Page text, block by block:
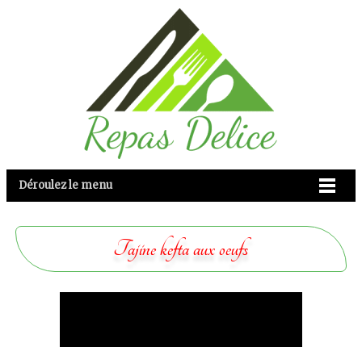
Déroulez le menu
Tajine kefta aux oeufs